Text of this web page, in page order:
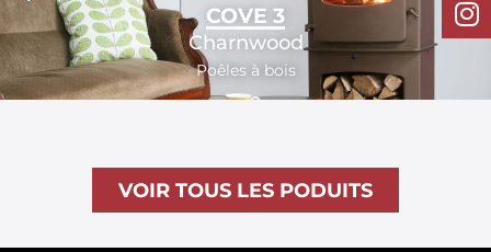
COVE 3
Charnwood
Poêles à bois
VOIR TOUS LES PODUITS